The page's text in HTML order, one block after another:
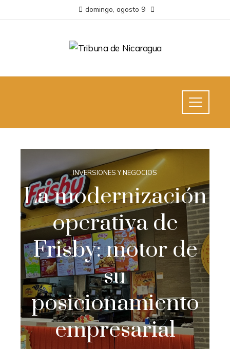
domingo, agosto 9
INVERSIONES Y NEGOCIOS
La modernización
operativa de
Frisby: motor de
su
posicionamiento
empresarial